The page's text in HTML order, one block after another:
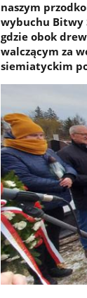
naszym
wybuchu Bitwy
gdzie obok
walczącym za
siemiatyckim